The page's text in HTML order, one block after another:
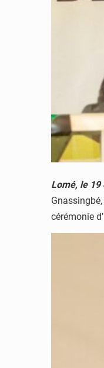
Lomé, le 19
cérémonie